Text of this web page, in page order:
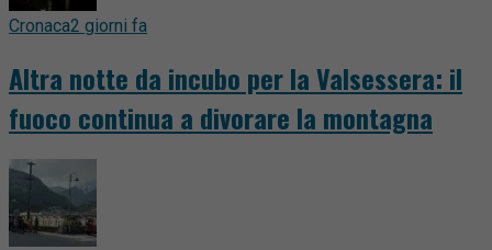
Cronaca2 giorni fa
Altra notte da incubo per la Valsessera: il
fuoco continua a divorare la montagna